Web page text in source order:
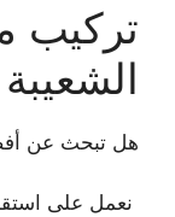
تركيب
الشعيبة
هل تبحث عن
نعمل على